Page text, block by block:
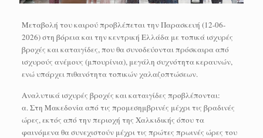
Μεταβολή του καιρού προβλέπεται την Παρασκευή (12-06-
2026) στη βόρεια και την κεντρική Ελλάδα με τοπικά ισχυρές
βροχές και καταιγίδες, που θα συνοδεύονται πρόσκαιρα από
ισχυρούς ανέμους (μπουρίνια), μεγάλη συχνότητα κεραυνών,
ενώ υπάρχει πιθανότητα τοπικών χαλαζοπτώσεων.
Αναλυτικά ισχυρές βροχές και καταιγίδες προβλέπονται:
α. Στη Μακεδονία από τις προμεσημβρινές μέχρι τις βραδινές
ώρες, εκτός από την περιοχή της Χαλκιδικής όπου τα
φαινόμενα θα συνεχιστούν μέχρι τις πρώτες πρωινές ώρες του